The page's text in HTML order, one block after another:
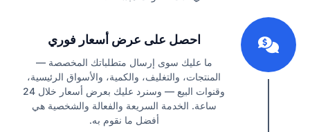
احصل على عرض أسعار فوري
ما عليك سوى إرسال متطلباتك المخصصة —
المنتجات، والتغليف، والكمية، والأسواق الرئيسية،
وقنوات البيع — وسنرد عليك بعرض أسعار خلال 24
ساعة. الخدمة السريعة والفعالة والشخصية هي
أفضل ما نقوم به.